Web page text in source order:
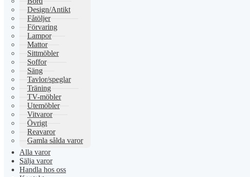
Design/Antikt
Fåtöljer
Förvaring
Lampor
Mattor
Sittmöbler
Soffor
Säng
Tavlor/speglar
Träning
TV-möbler
Utemöbler
Vitvaror
Övrigt
Reavaror
Gamla sålda varor
Alla varor
Sälja varor
Handla hos oss